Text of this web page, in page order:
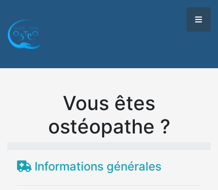
Vous êtes
ostéopathe ?
Informations générales